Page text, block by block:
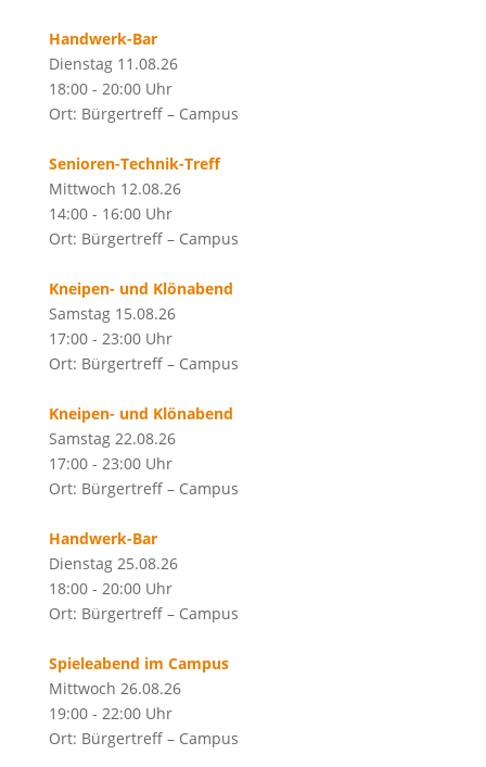
Handwerk-Bar
Dienstag 11.08.26
18:00 - 20:00 Uhr
Ort: Bürgertreff – Campus
Senioren-Technik-Treff
Mittwoch 12.08.26
14:00 - 16:00 Uhr
Ort: Bürgertreff – Campus
Kneipen- und Klönabend
Samstag 15.08.26
17:00 - 23:00 Uhr
Ort: Bürgertreff – Campus
Kneipen- und Klönabend
Samstag 22.08.26
17:00 - 23:00 Uhr
Ort: Bürgertreff – Campus
Handwerk-Bar
Dienstag 25.08.26
18:00 - 20:00 Uhr
Ort: Bürgertreff – Campus
Spieleabend im Campus
Mittwoch 26.08.26
19:00 - 22:00 Uhr
Ort: Bürgertreff – Campus